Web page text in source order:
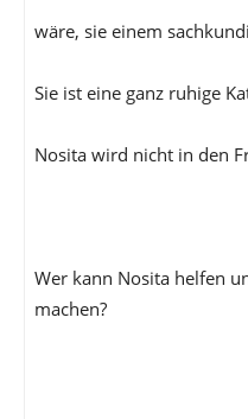
wäre, sie einem
Sie ist eine ganz ruhige
Nosita wird nicht in den
Wer kann Nosita helfen
machen?